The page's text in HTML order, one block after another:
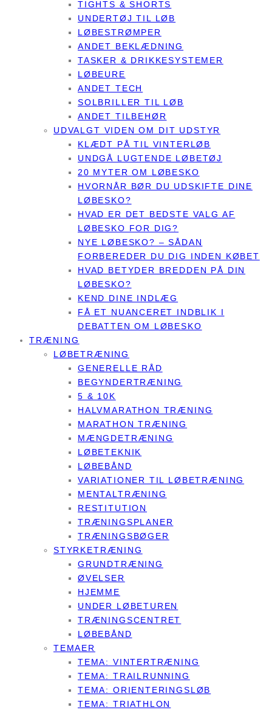
TIGHTS & SHORTS
UNDERTØJ TIL LØB
LØBESTRØMPER
ANDET BEKLÆDNING
TASKER & DRIKKESYSTEMER
LØBEURE
ANDET TECH
SOLBRILLER TIL LØB
ANDET TILBEHØR
UDVALGT VIDEN OM DIT UDSTYR
KLÆDT PÅ TIL VINTERLØB
UNDGÅ LUGTENDE LØBETØJ
20 MYTER OM LØBESKO
HVORNÅR BØR DU UDSKIFTE DINE
LØBESKO?
HVAD ER DET BEDSTE VALG AF
LØBESKO FOR DIG?
NYE LØBESKO? – SÅDAN
FORBEREDER DU DIG INDEN KØBET
HVAD BETYDER BREDDEN PÅ DIN
LØBESKO?
KEND DINE INDLÆG
FÅ ET NUANCERET INDBLIK I
DEBATTEN OM LØBESKO
TRÆNING
LØBETRÆNING
GENERELLE RÅD
BEGYNDERTRÆNING
5 & 10K
HALVMARATHON TRÆNING
MARATHON TRÆNING
MÆNGDETRÆNING
LØBETEKNIK
LØBEBÅND
VARIATIONER TIL LØBETRÆNING
MENTALTRÆNING
RESTITUTION
TRÆNINGSPLANER
TRÆNINGSBØGER
STYRKETRÆNING
GRUNDTRÆNING
ØVELSER
HJEMME
UNDER LØBETUREN
TRÆNINGSCENTRET
LØBEBÅND
TEMAER
TEMA: VINTERTRÆNING
TEMA: TRAILRUNNING
TEMA: ORIENTERINGSLØB
TEMA: TRIATHLON